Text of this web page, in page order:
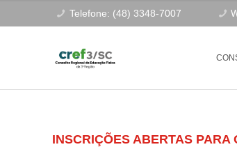
Telefone: (48) 3348-7007
INSCRIÇÕES ABERTAS